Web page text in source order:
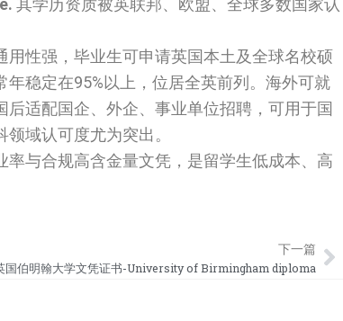
性强，毕业生可申请英国本土及全球名校硕
稳定在95%以上，位居全英前列。海外可就
适配国企、外企、事业单位招聘，可用于国
域认可度尤为突出。
与合规高含金量文凭，是留学生低成本、高
下一篇
国伯明翰大学文凭证书-University of Birmingham diploma